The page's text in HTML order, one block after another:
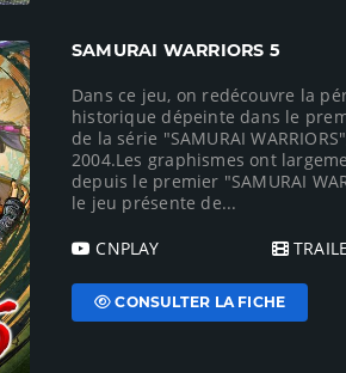
SAMURAI WARRIORS 5
Dans ce jeu, on redécouvre la
historique dépeinte dans le
de la série "SAMURAI
2004.Les graphismes ont
depuis le premier "SAMURAI
le jeu présente de...
CNPLAY
CONSULTER LA FICHE